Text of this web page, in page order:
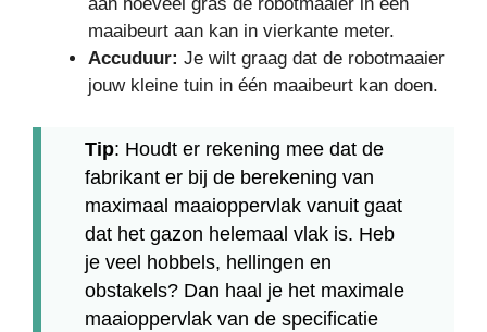
maaibeurt aan kan in vierkante meter.
Accuduur: Je wilt graag dat de robotmaaier
jouw kleine tuin in één maaibeurt kan doen.
Tip: Houdt er rekening mee dat de
fabrikant er bij de berekening van
maximaal maaioppervlak vanuit gaat
dat het gazon helemaal vlak is. Heb
je veel hobbels, hellingen en
obstakels? Dan haal je het maximale
maaioppervlak van de specificatie